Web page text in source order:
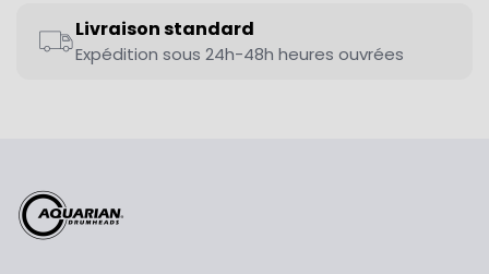
Livraison standard
Expédition sous 24h-48h heures ouvrées